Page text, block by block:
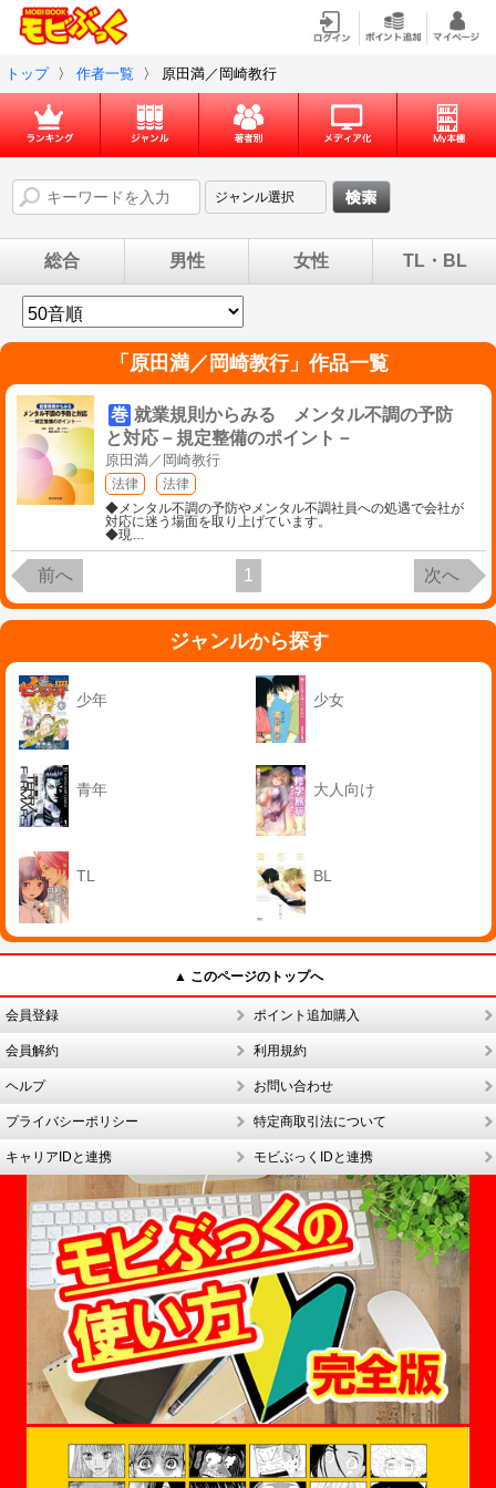
トップ 〉 作者一覧 〉 原田満／岡崎教行
総合 男性 女性 TL・BL
「 原田満／岡崎教行」作品一覧
巻 就業規則からみる メンタル不調の予防
と対応－規定整備のポイント－
原田満／岡崎教行
法律
法律
◆メンタル不調の予防やメンタル不調社員への処遇で会社が
対応に迷う場面を取り上げています。
◆現…
前へ 1 次へ
ジャンルから探す
少年 少女
青年 大人向け
TL BL
▲ このページのトップへ
会員登録 ポイント追加購入
会員解約 利用規約
ヘルプ お問い合わせ
プライバシーポリシー 特定商取引法について
キャリアIDと連携 モビぶっくIDと連携